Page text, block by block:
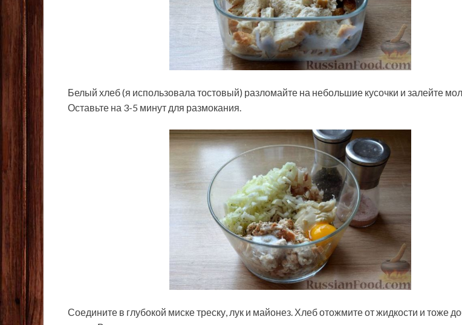
Белый хлеб (я использовала тостовый) разломайте на небольшие кусочки и залейте
Оставьте на 3-5 минут для размокания.
Соедините в глубокой миске треску, лук и майонез. Хлеб отожмите от жидкости и тоже